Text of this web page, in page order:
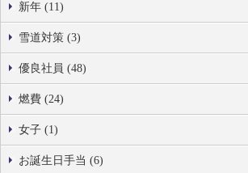
新年 (11)
雪道対策 (3)
優良社員 (48)
燃費 (24)
女子 (1)
お誕生日手当 (6)